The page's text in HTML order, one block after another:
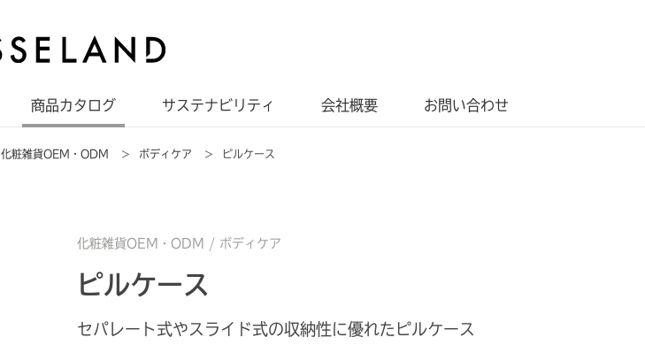
商品カタログ サステナビリティ 会社概要 お問い合わせ
化粧雑貨OEM・ODM > ボディケア > ピルケース
化粧雑貨OEM・ODM / ボディケア
ピルケース
セパレート式やスライド式の収納性に優れたピルケース